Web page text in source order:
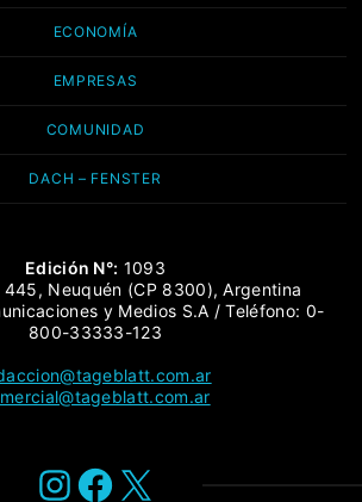
ECONOMÍA
EMPRESAS
COMUNIDAD
DACH – FENSTER
Edición N°: 1093
445, Neuquén (CP 8300), Argentina
y Medios S.A / Teléfono: 0-
800-33333-123
Instagram
Facebook
X